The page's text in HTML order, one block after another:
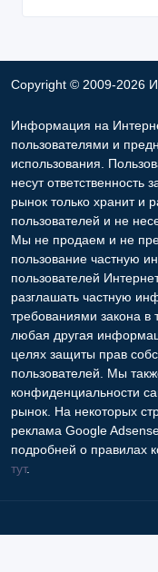
Copyright © 2009-2026
Информация на
пользователями и
использования.
несут
рынок только хранит и
пользователей и не
Мы не продаем и не
пользование частную
пользователей
разглашать частную
требованиями закона в
любая другая
целях защиты прав
пользователей. Мы
конфиденциальности
рынок. На некоторых
реклама Google
подробней о правилах
тут.